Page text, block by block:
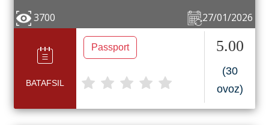
27/01/2026
3700
BATAFSIL
Passport 5.00
(30
ovoz)